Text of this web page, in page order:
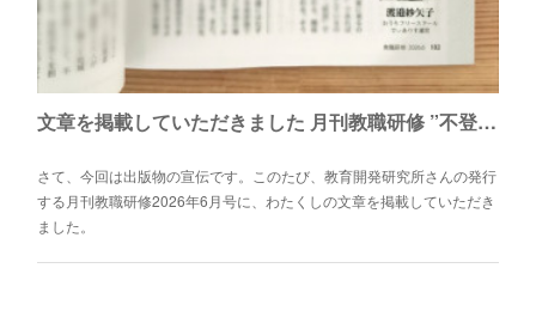
文章を掲載していただきました 月刊教職研修 ”不登校の論点”
さて、今回は出版物の宣伝です。このたび、教育開発研究所さんの発行
する月刊教職研修2026年6月号に、わたくしの文章を掲載していただき
ました。